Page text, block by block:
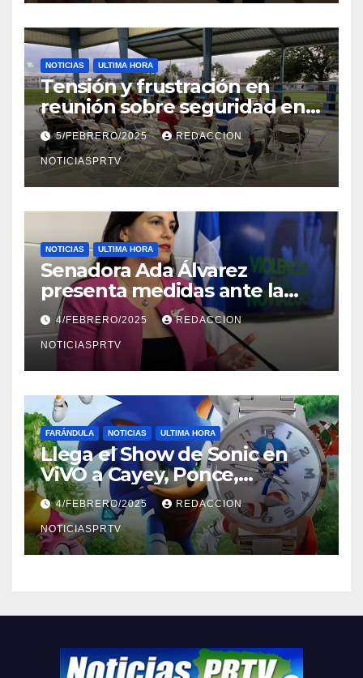
NOTICIAS ULTIMA HORA
Tensión y frustración en
reunión sobre seguridad en
Reparto Metropolitano
5/FEBRERO/2025 REDACCION
NOTICIASPRTV
NOTICIAS ULTIMA HORA
Senadora Ada Álvarez
presenta medidas ante la
violencia en el noviazgo
4/FEBRERO/2025 REDACCION
NOTICIASPRTV
FARÁNDULA NOTICIAS ULTIMA HORA
Llega el Show de Sonic en
ViVO a Cayey, Ponce,
Barceloneta y Humacao,
Relojes gratis para el que
compre ahora….
4/FEBRERO/2025 REDACCION
NOTICIASPRTV